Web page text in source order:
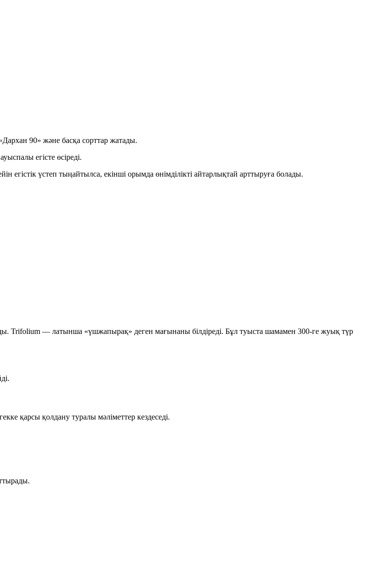
90» және басқа сорттар жатады.
егісте өсіреді.
егістік үстеп тыңайтылса, екінші орымда өнімділікті айтарлықтай арттыруға болады.
Trifolium — латынша «үшжапырақ» деген мағынаны білдіреді. Бұл туыста шамамен 300-ге жуық түр
қарсы қолдану туралы мәліметтер кездеседі.